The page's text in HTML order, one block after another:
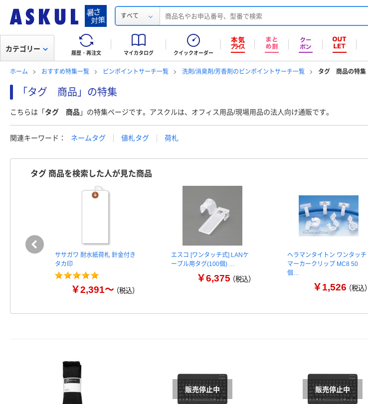
すべて
履歴・再注文 マイカタログ クイックオーダー
カテゴリー
ホーム おすすめ特集一覧 ピンポイントサーチ一覧 洗剤/消臭剤/芳香剤のピンポイントサーチ一覧 タグ 商品の特集
「タグ 商品」の特集
こちらは「 タグ 商品 」の特集ページです。アスクルは、オフィス用品/現場用品の法人向け通販です。
関連キーワード： ネームタグ 値札タグ 荷札
タグ 商品を検索した人が見た商品
ササガワ 耐水紙荷札 針金付き
タカ印
￥2,391～（税込）
エスコ [ワンタッチ式] LANケ
ーブル用タグ(100個) …
￥6,375（税込）
ヘラマンタイトン ワンタッチ
マーカークリップ MC8 50
個…
￥1,526（税込）